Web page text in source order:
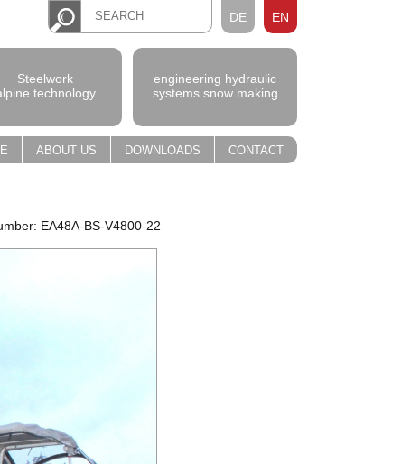
DE EN
Steelwork
technology
engineering hydraulic
systems snow making
ABOUT US DOWNLOADS CONTACT
EA48A-BS-V4800-22